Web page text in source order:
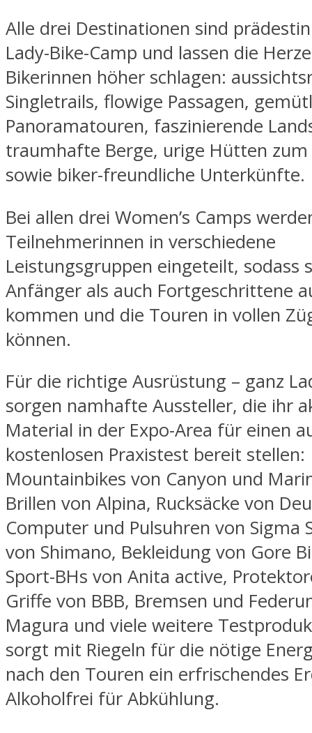
Alle drei Destinationen sind
Lady-Bike-Camp und lassen die
Bikerinnen höher schlagen:
Singletrails, flowige Passagen,
Panoramatouren, faszinierende
traumhafte Berge, urige Hütten zum
sowie biker-freundliche Unterkünfte.
Bei allen drei Women’s Camps
Teilnehmerinnen in verschiedene
Leistungsgruppen eingeteilt, sodass
Anfänger als auch Fortgeschrittene
kommen und die Touren in vollen
können.
Für die richtige Ausrüstung – ganz
sorgen namhafte Aussteller, die ihr
Material in der Expo-Area für einen
kostenlosen Praxistest bereit stellen:
Mountainbikes von Canyon und
Brillen von Alpina, Rucksäcke von
Computer und Pulsuhren von Sigma
von Shimano, Bekleidung von Gore
Sport-BHs von Anita active,
Griffe von BBB, Bremsen und
Magura und viele weitere
sorgt mit Riegeln für die nötige
nach den Touren ein erfrischendes
Alkoholfrei für Abkühlung.